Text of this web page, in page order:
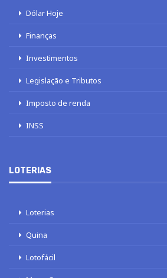
Dólar Hoje
Finanças
Investimentos
Legislação e Tributos
Imposto de renda
INSS
LOTERIAS
Loterias
Quina
Lotofácil